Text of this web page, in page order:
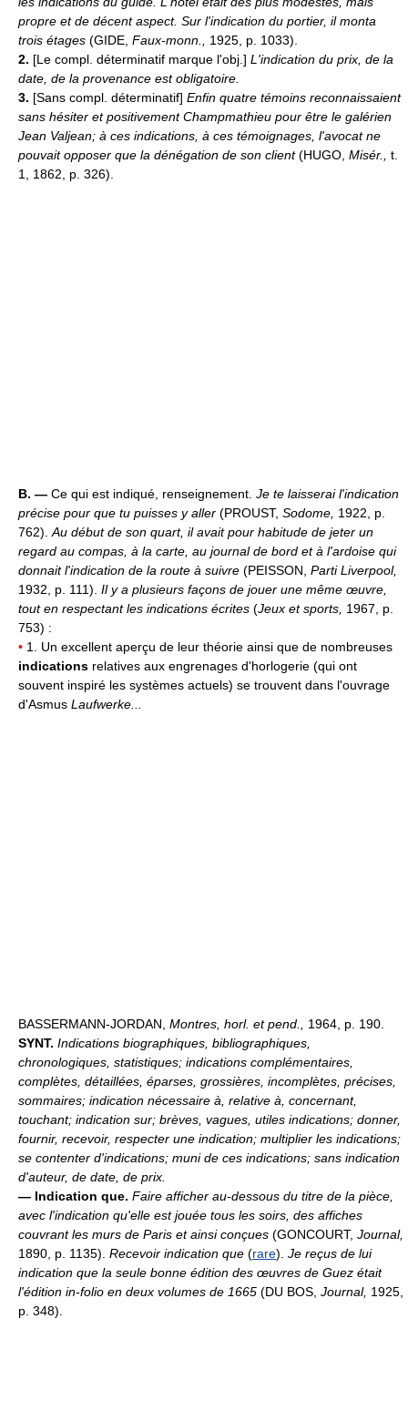
propre et de décent aspect. Sur l'indication du portier, il monta
trois étages (GIDE, Faux-monn., 1925, p. 1033).
2. [Le compl. déterminatif marque l'obj.] L'indication du prix, de la
date, de la provenance est obligatoire.
3. [Sans compl. déterminatif] Enfin quatre témoins reconnaissaient
sans hésiter et positivement Champmathieu pour être le galérien
Jean Valjean; à ces indications, à ces témoignages, l'avocat ne
pouvait opposer que la dénégation de son client(HUGO, Misér., t.
1, 1862, p. 326).
B. — Ce qui est indiqué, renseignement. Je te laisserai l'indication
précise pour que tu puisses y aller (PROUST, Sodome, 1922, p.
762). Au début de son quart, il avait pour habitude de jeter un
regard au compas, à la carte, au journal de bord et à l'ardoise qui
donnait l'indication de la route à suivre (PEISSON, Parti Liverpool,
1932, p. 111). Il y a plusieurs façons de jouer une même œuvre,
tout en respectant les indications écrites (Jeux et sports, 1967, p.
753) :
• 1. Un excellent aperçu de leur théorie ainsi que de nombreuses
indications relatives aux engrenages d'horlogerie (qui ont
souvent inspiré les systèmes actuels) se trouvent dans l'ouvrage
d'Asmus Laufwerke...
BASSERMANN-JORDAN, Montres, horl. et pend., 1964, p. 190.
SYNT. Indications biographiques, bibliographiques,
chronologiques, statistiques; indications complémentaires,
complètes, détaillées, éparses, grossières, incomplètes, précises,
sommaires; indication nécessaire à, relative à, concernant,
touchant; indication sur; brèves, vagues, utiles indications; donner,
fournir, recevoir, respecter une indication; multiplier les indications;
se contenter d'indications; muni de ces indications; sans indication
d'auteur, de date, de prix.
— Indication que. Faire afficher au-dessous du titre de la pièce,
avec l'indication qu'elle est jouée tous les soirs, des affiches
couvrant les murs de Paris et ainsi conçues (GONCOURT, Journal,
1890, p. 1135). Recevoir indication que (rare). Je reçus de lui
indication que la seule bonne édition des œuvres de Guez était
l'édition in-folio en deux volumes de 1665 (DU BOS, Journal, 1925,
p. 348).